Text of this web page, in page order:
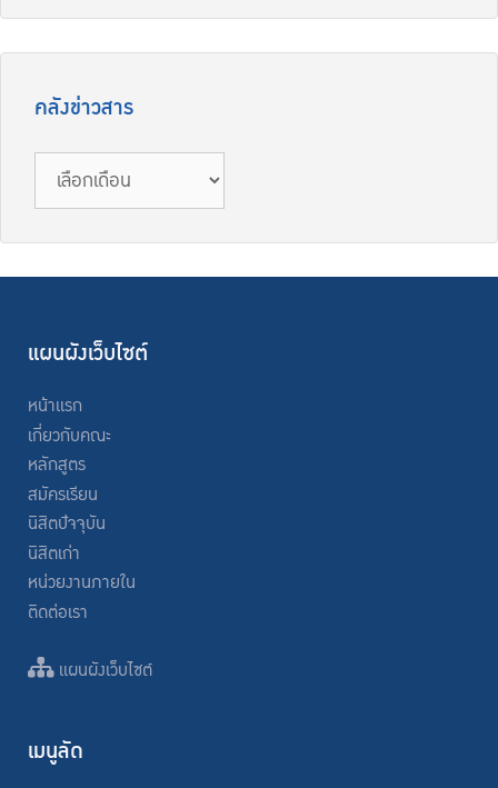
คลังข่าวสาร
แผนผังเว็บไซต์
หน้าแรก
เกี่ยวกับคณะ
หลักสูตร
สมัครเรียน
นิสิตปัจจุบัน
นิสิตเก่า
หน่วยงานภายใน
ติดต่อเรา
แผนผังเว็บไซต์
เมนูลัด